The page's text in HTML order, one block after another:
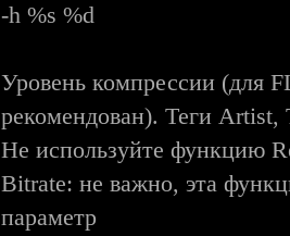
-h %s %d
Уровень компрессии (для
рекомендован). Теги
Не используйте функцию
Bitrate: не важно, эта
параметр